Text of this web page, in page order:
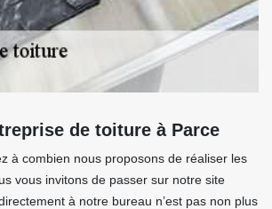
de toiture à Parce
à combien nous proposons de réaliser les
vous invitons de passer sur notre site
à notre bureau n’est pas non plus